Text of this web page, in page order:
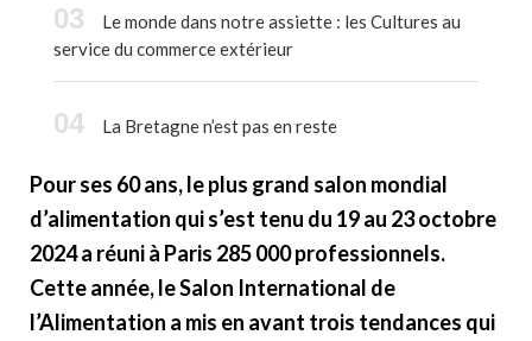
Le monde dans notre assiette : les Cultures au
service du commerce extérieur
La Bretagne n’est pas en reste
Pour ses 60 ans, le plus grand salon mondial
d’alimentation qui s’est tenu du 19 au 23 octobre
2024 a réuni à Paris 285 000 professionnels.
Cette année, le Salon International de
l’Alimentation a mis en avant trois tendances qui